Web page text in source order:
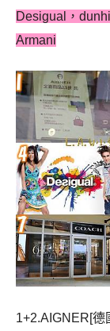
Desigual，
Armani
1+2.AIGNER[德